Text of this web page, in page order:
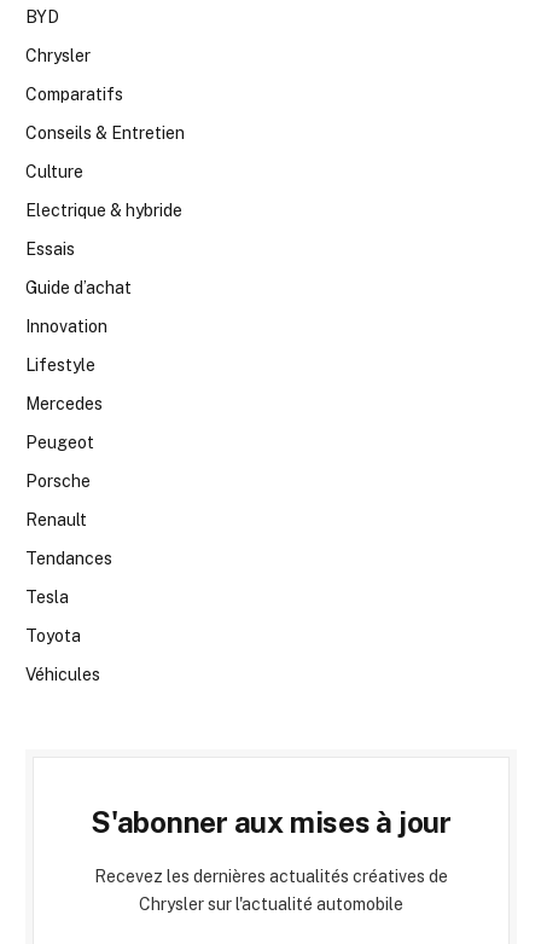
BYD
Chrysler
Comparatifs
Conseils & Entretien
Culture
Electrique & hybride
Essais
Guide d’achat
Innovation
Lifestyle
Mercedes
Peugeot
Porsche
Renault
Tendances
Tesla
Toyota
Véhicules
S'abonner aux mises à jour
Recevez les dernières actualités créatives de
Chrysler sur l'actualité automobile